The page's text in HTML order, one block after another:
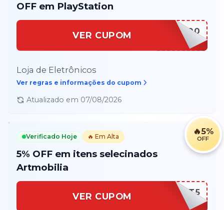
OFF em PlayStation
VER CUPOM PS5200
Loja de Eletrônicos
Ver regras e informações do cupom
Atualizado em 07/08/2026
🔥5%
OFF
Verificado Hoje 🔥 Em Alta
5% OFF em itens selecinados
Artmobilia
VER CUPOM ART5